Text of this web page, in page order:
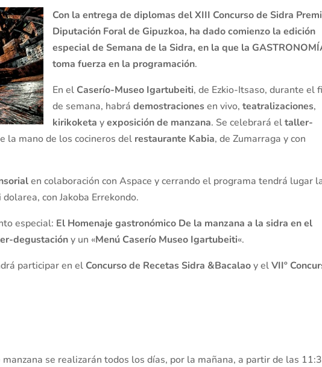
Con la entrega de diplomas del XIII Concurso de Sidra
Diputación Foral de Gipuzkoa, ha dado comienzo la edición
especial de Semana de la Sidra, en la que la
toma fuerza en la programación.
En el Caserío-Museo Igartubeiti, de Ezkio-Itsaso, durante el
de semana, habrádemostracionesen vivo,teatralizaciones,
kirikoketa yexposición de manzana. Se celebrará eltaller-
la mano de los cocineros del restaurante Kabia, de Zumarraga y con
en colaboración con Aspace y cerrando el programa tendrá lugar
con Jakoba Errekondo.
especial: El Homenaje gastronómico De la manzana a la sidra en el
degustacióny un «Menú Caserío Museo Igartubeiti«.
participar en el Concurso de Recetas Sidra &Bacalaoy elVIIº
se realizarán todos los días, por la mañana, a partir de las